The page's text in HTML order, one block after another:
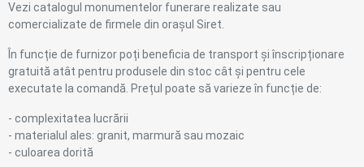
Vezi catalogul monumentelor funerare realizate sau
comercializate de firmele din orașul Siret.
În funcție de furnizor poți beneficia de transport și înscripționare
gratuită atât pentru produsele din stoc cât și pentru cele
executate la comandă. Prețul poate să varieze în funcție de:
- complexitatea lucrării
- materialul ales: granit, marmură sau mozaic
- culoarea dorită